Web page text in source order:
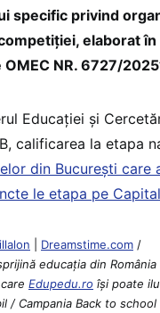
specific privind
elaborat
NR. 6727/2025
Educației și
calificarea la etapa
din București care
le etapa pe
Dreamstime.com /
educaţia din
Edupedu.ro îşi poate
/ Campania Back to